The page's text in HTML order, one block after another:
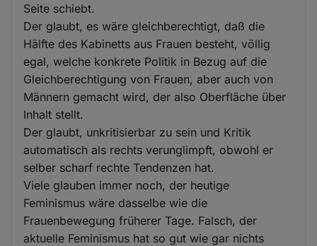
Seite schiebt.
Der glaubt, es wäre gleichberechtigt, daß die
Hälfte des Kabinetts aus Frauen besteht, völlig
egal, welche konkrete Politik in Bezug auf die
Gleichberechtigung von Frauen, aber auch von
Männern gemacht wird, der also Oberfläche über
Inhalt stellt.
Der glaubt, unkritisierbar zu sein und Kritik
automatisch als rechts verunglimpft, obwohl er
selber scharf rechte Tendenzen hat.
Viele glauben immer noch, der heutige
Feminismus wäre dasselbe wie die
Frauenbewegung früherer Tage. Falsch, der
aktuelle Feminismus hat so gut wie gar nichts